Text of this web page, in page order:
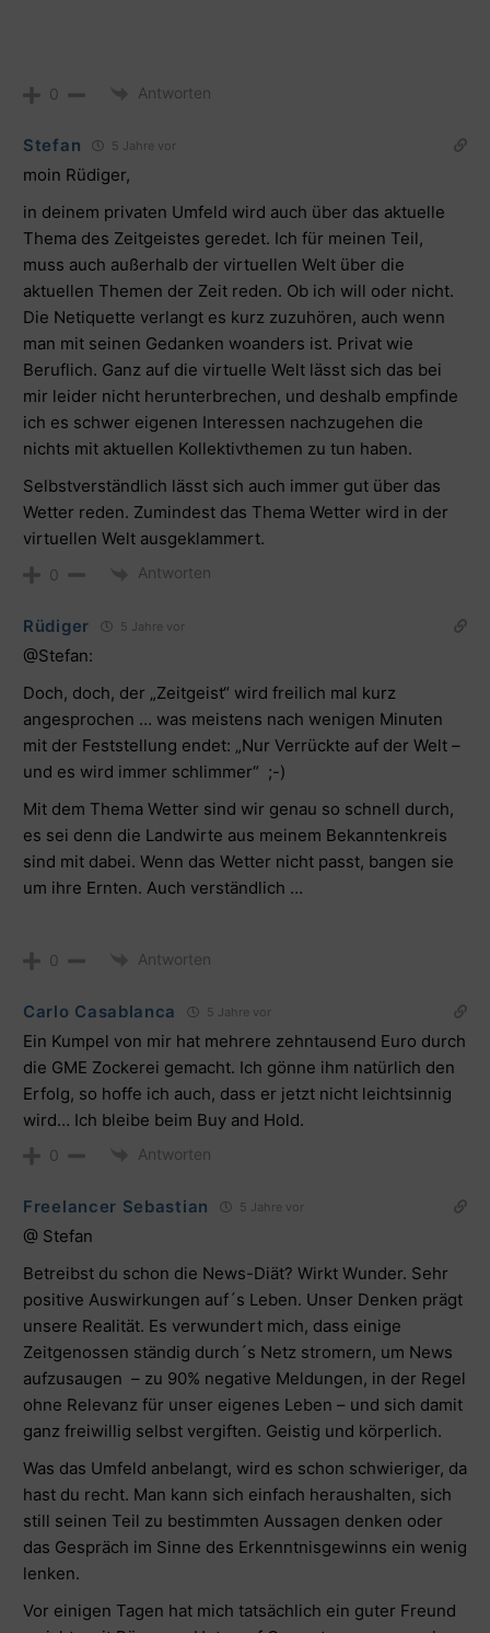
0 Antworten
Stefan 5 Jahre vor
moin Rüdiger,
in deinem privaten Umfeld wird auch über das aktuelle
Thema des Zeitgeistes geredet. Ich für meinen Teil,
muss auch außerhalb der virtuellen Welt über die
aktuellen Themen der Zeit reden. Ob ich will oder nicht.
Die Netiquette verlangt es kurz zuzuhören, auch wenn
man mit seinen Gedanken woanders ist. Privat wie
Beruflich. Ganz auf die virtuelle Welt lässt sich das bei
mir leider nicht herunterbrechen, und deshalb empfinde
ich es schwer eigenen Interessen nachzugehen die
nichts mit aktuellen Kollektivthemen zu tun haben.
Selbstverständlich lässt sich auch immer gut über das
Wetter reden. Zumindest das Thema Wetter wird in der
virtuellen Welt ausgeklammert.
0 Antworten
Rüdiger 5 Jahre vor
@Stefan:
Doch, doch, der „Zeitgeist“ wird freilich mal kurz
angesprochen … was meistens nach wenigen Minuten
mit der Feststellung endet: „Nur Verrückte auf der Welt –
und es wird immer schlimmer“ ;-)
Mit dem Thema Wetter sind wir genau so schnell durch,
es sei denn die Landwirte aus meinem Bekanntenkreis
sind mit dabei. Wenn das Wetter nicht passt, bangen sie
um ihre Ernten. Auch verständlich …
0 Antworten
Carlo Casablanca 5 Jahre vor
Ein Kumpel von mir hat mehrere zehntausend Euro durch
die GME Zockerei gemacht. Ich gönne ihm natürlich den
Erfolg, so hoffe ich auch, dass er jetzt nicht leichtsinnig
wird… Ich bleibe beim Buy and Hold.
0 Antworten
Freelancer Sebastian 5 Jahre vor
@ Stefan
Betreibst du schon die News-Diät? Wirkt Wunder. Sehr
positive Auswirkungen auf´s Leben. Unser Denken prägt
unsere Realität. Es verwundert mich, dass einige
Zeitgenossen ständig durch´s Netz stromern, um News
aufzusaugen – zu 90% negative Meldungen, in der Regel
ohne Relevanz für unser eigenes Leben – und sich damit
ganz freiwillig selbst vergiften. Geistig und körperlich.
Was das Umfeld anbelangt, wird es schon schwieriger, da
hast du recht. Man kann sich einfach heraushalten, sich
still seinen Teil zu bestimmten Aussagen denken oder
das Gespräch im Sinne des Erkenntnisgewinns ein wenig
lenken.
Vor einigen Tagen hat mich tatsächlich ein guter Freund